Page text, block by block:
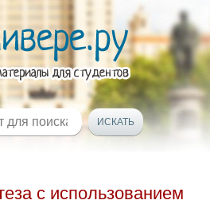
с использованием